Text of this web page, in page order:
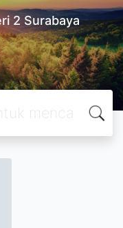
2 Surabaya